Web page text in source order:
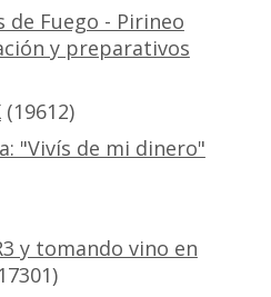
de Fuego - Pirineo
y preparativos
(19612)
"Vivís de mi dinero"
y tomando vino en